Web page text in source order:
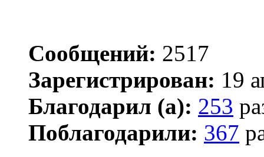
Сообщений: 2517
Зарегистрирован: 19
Благодарил (а): 253
Поблагодарили: 367